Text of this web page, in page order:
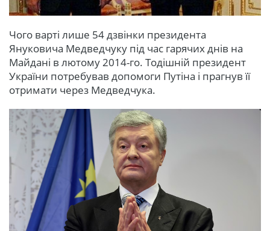
Чого варті лише 54 дзвінки президента
Януковича Медведчуку під час гарячих днів на
Майдані в лютому 2014-го. Тодішній президент
України потребував допомоги Путіна і прагнув її
отримати через Медведчука.